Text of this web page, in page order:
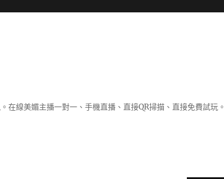
線美媚主播一對一、手機直播、直接QR掃描、直接免費試玩。